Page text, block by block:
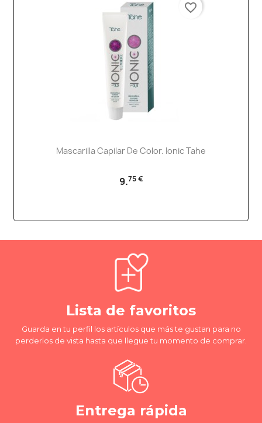
Mascarilla Capilar De Color. Ionic Tahe
9.75 €
favorite_border
Lista de favoritos
Guarda en tu perfil los artículos que más te gustan para no
perderlos de vista hasta que llegue tu momento de comprar.
Entrega rápida